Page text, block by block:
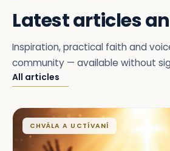
Latest articles
Inspiration, practical faith and
community — available without
All articles
CHVÁLA A UCTÍVANÍ